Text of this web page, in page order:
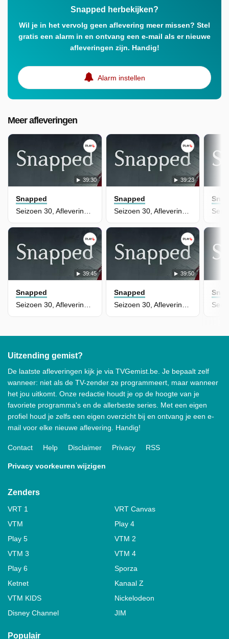
Snapped herbekijken?
Wil je in het vervolg geen aflevering meer missen? Stel
gratis een alarm in en ontvang een e-mail als er nieuwe
afleveringen zijn. Handig!
Alarm instellen
Meer afleveringen
39:30
Snapped
Seizoen 30, Aflevering 6 - Lori Isenberg
39:23
Snapped
Seizoen 30, Aflevering 5 - Theresa Ramirez
39:45
Snapped
39:50
Snapped
Uitzending gemist?
De laatste afleveringen kijk je via TVGemist.be. Je bepaalt zelf
wanneer: niet als de TV-zender ze programmeert, maar wanneer
het jou uitkomt. Onze redactie houdt je op de hoogte van je
favoriete programma's en de allerbeste series. Met een eigen
profiel houd je zelfs een eigen overzicht bij en ontvang je een e-
mail voor elke nieuwe aflevering. Handig!
Contact Help Disclaimer Privacy RSS
Privacy voorkeuren wijzigen
Zenders
VRT 1
VRT Canvas
VTM
Play 4
Play 5
VTM 2
VTM 3
VTM 4
Play 6
Sporza
Ketnet
Kanaal Z
VTM KIDS
Nickelodeon
Disney Channel
JIM
Populair